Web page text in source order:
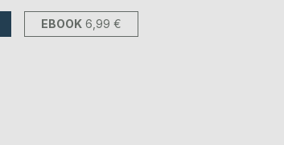
EBOOK 6,99 €